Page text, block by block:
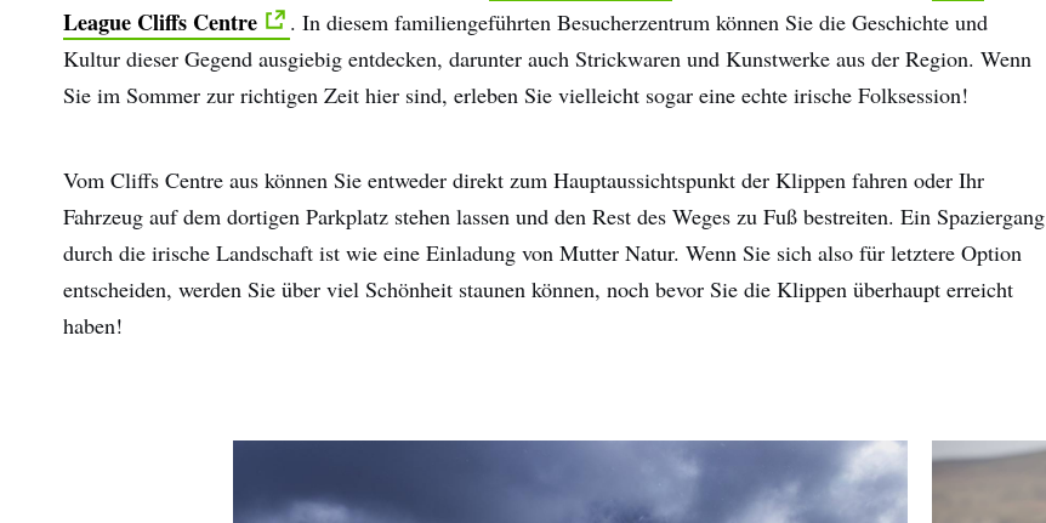
League Cliffs Centre
. In diesem familiengeführten Besucherzentrum können Sie die Geschichte und
Kultur dieser Gegend ausgiebig entdecken, darunter auch Strickwaren und Kunstwerke aus der Region. Wenn
Sie im Sommer zur richtigen Zeit hier sind, erleben Sie vielleicht sogar eine echte irische Folksession!
Vom Cliffs Centre aus können Sie entweder direkt zum Hauptaussichtspunkt der Klippen fahren oder Ihr
Fahrzeug auf dem dortigen Parkplatz stehen lassen und den Rest des Weges zu Fuß bestreiten. Ein Spaziergang
durch die irische Landschaft ist wie eine Einladung von Mutter Natur. Wenn Sie sich also für letztere Option
entscheiden, werden Sie über viel Schönheit staunen können, noch bevor Sie die Klippen überhaupt erreicht
haben!